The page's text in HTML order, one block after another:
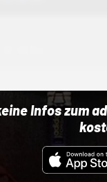
Infos zum